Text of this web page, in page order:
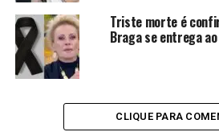
confessou o comunicador.
https://www.instagram.com/p/
Gominho também falou da
amiga e admitiu ter sentido alívio.
Triste morte é
Braga se entrega
CLIQUE PARA